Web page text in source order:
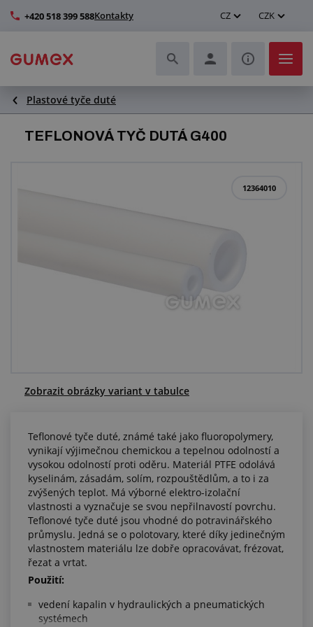
+420 518 399 588Kontakty CZ CZK
Hadice a jejich kompletace
Profily a výroba těsnění
O nás a kariéra
Plastové tyče duté
TEFLONOVÁ TYČ DUTÁ G400
12364010
Zobrazit obrázky variant v tabulce
Teflonové tyče duté, známé také jako fluoropolymery,
vynikají výjimečnou chemickou a tepelnou odolností a
vysokou odolností proti oděru. Materiál PTFE odolává
kyselinám, zásadám, solím, rozpouštědlům, a to i za
zvýšených teplot. Má výborné elektro-izolační
vlastnosti a vyznačuje se svou nepřilnavostí povrchu.
Teflonové tyče duté jsou vhodné do potravinářského
průmyslu. Jedná se o polotovary, které díky jedinečným
vlastnostem materiálu lze dobře opracovávat, frézovat,
řezat a vrtat.
Použití:
vedení kapalin v hydraulických a pneumatických
systémech